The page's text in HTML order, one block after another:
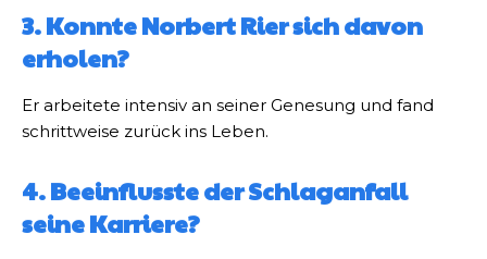
3. Konnte Norbert Rier sich davon
erholen?
Er arbeitete intensiv an seiner Genesung und fand
schrittweise zurück ins Leben.
4. Beeinflusste der Schlaganfall
seine Karriere?